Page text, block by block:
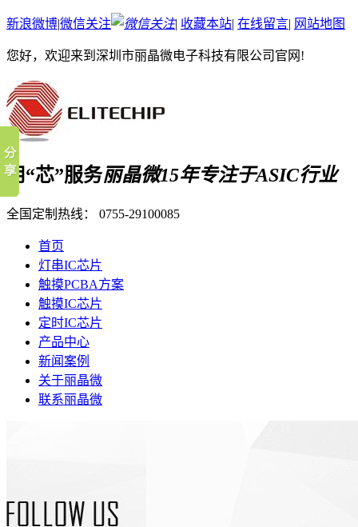
新浪微博|微信关注 | 收藏本站| 在线留言| 网站地图
您好，欢迎来到深圳市丽晶微电子科技有限公司官网!
用“芯”服务丽晶微15年专注于ASIC行业
全国定制热线： 0755-29100085
首页
灯串IC芯片
触摸PCBA方案
触摸IC芯片
定时IC芯片
产品中心
新闻案例
关于丽晶微
联系丽晶微